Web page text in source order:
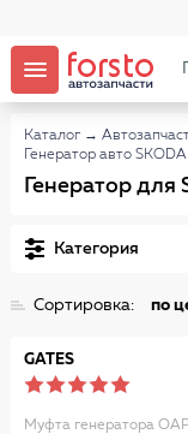
Каталог →
Генератор авто SKODA
Генератор для
Категория
Сортировка: по
GATES
Муфта генератора